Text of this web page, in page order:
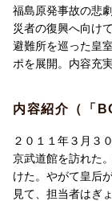
福島原発事故の悲
災者の復興へ向け
避難所を巡った皇
ポを展開。内容充
内容紹介（「
２０１１年３月３
京武道館を訪れた
けた。やがて皇后
見て、担当者はぎ